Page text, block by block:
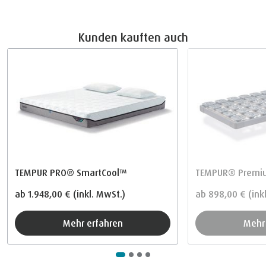
Kunden kauften auch
TEMPUR PRO® SmartCool™
ab 1.948,00 € (inkl. MwSt.)
Mehr erfahren
TEMPUR®
ab 898,00 €